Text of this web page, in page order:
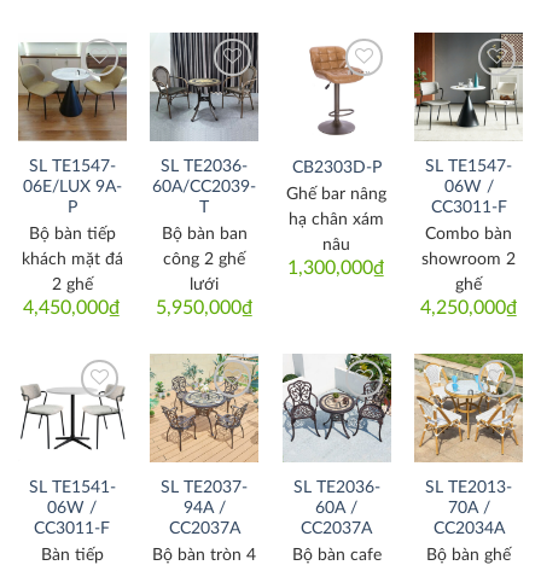
5,050,000₫.
4,550,000₫.
Thích
SL TE1547-
06E/LUX 9A-
P
4,450,000₫
Bộ bàn tiếp
khách mặt đá
2 ghế
Thích
SL TE2036-
60A/CC2039-
5,950,000₫
Bộ bàn ban
công 2 ghế
lưới
Thích
CB2303D-P
1,300,000₫
Ghế bar nâng
hạ chân xám
nâu
Thích
SL TE1547-
06W /
CC3011-F
4,250,000₫
Combo bàn
showroom 2
ghế
Thích
SL TE1541-
06W /
CC3011-F
Bàn tiếp
Thích
SL TE2037-
94A /
CC2037A
Bộ bàn tròn 4
Thích
SL TE2036-
60A /
CC2037A
Bộ bàn cafe
Thích
SL TE2013-
70A /
CC2034A
Bộ bàn ghế